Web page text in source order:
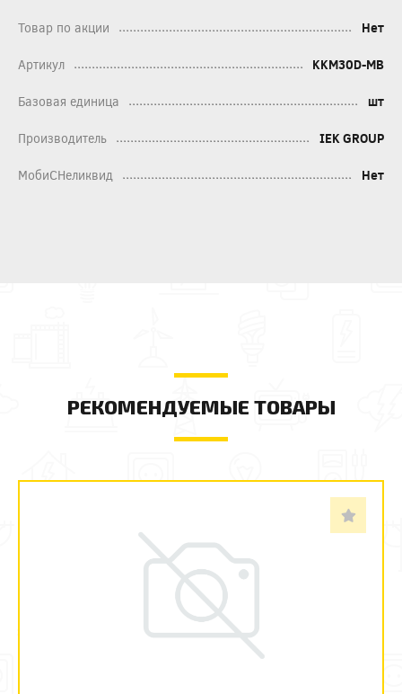
Товар по акции Нет
Артикул KKM30D-MB
Базовая единица шт
Производитель IEK GROUP
МобиСНеликвид Нет
РЕКОМЕНДУЕМЫЕ ТОВАРЫ